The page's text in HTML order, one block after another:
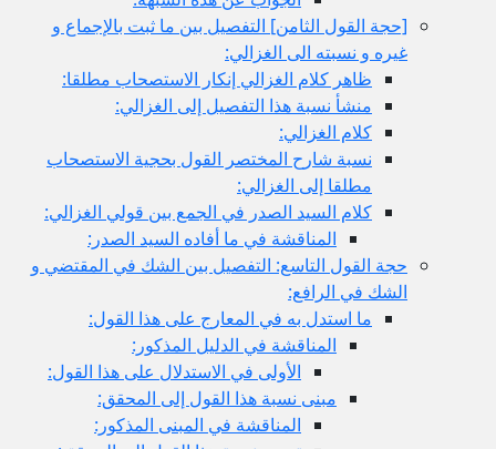
[حجة القول الثامن‏] التفصيل بين ما ثبت بالإجماع و
غيره و نسبته الى الغزالي:
ظاهر كلام الغزالي إنكار الاستصحاب مطلقا:
منشأ نسبة هذا التفصيل إلى الغزالي:
كلام الغزالي:
نسبة شارح المختصر القول بحجية الاستصحاب
مطلقا إلى الغزالي:
كلام السيد الصدر في الجمع بين قولي الغزالي:
المناقشة في ما أفاده السيد الصدر:
حجة القول التاسع: التفصيل بين الشك في المقتضي و
الشك في الرافع:
ما استدل به في المعارج على هذا القول:
المناقشة في الدليل المذكور:
الأولى في الاستدلال على هذا القول:
مبنى نسبة هذا القول إلى المحقق:
المناقشة في المبنى المذكور: